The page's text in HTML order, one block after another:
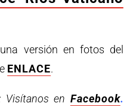
versión en fotos del
ENLACE.
Visítanos en Facebook.